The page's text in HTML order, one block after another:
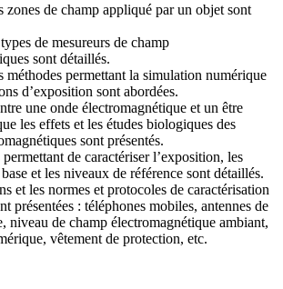
zones de champ appliqué par un objet sont
de mesureurs de champ
sont détaillés.
méthodes permettant la simulation numérique
d’exposition sont abordées.
une onde électromagnétique et un être
les effets et les études biologiques des
sont présentés.
de caractériser l’exposition, les
et les niveaux de référence sont détaillés.
et les normes et protocoles de caractérisation
présentées : téléphones mobiles, antennes de
niveau de champ électromagnétique ambiant,
vêtement de protection, etc.